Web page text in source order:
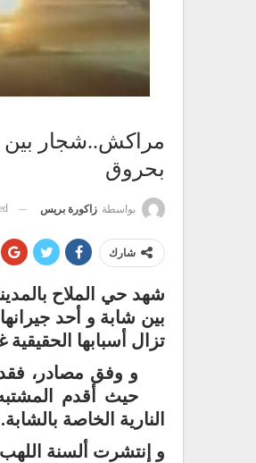
مراكش..شجار بين
بحروق
بواسطة زاكورة بريس
شارك
شهد حي الملاح
بين شابة و أحد
تزال أسبابها
و وفق مصادر،
حيث أقدم
النارية الخاصة بالشابة.
و إنتشرت ألسنة